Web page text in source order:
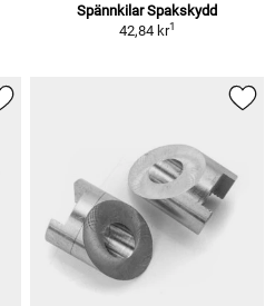
Spännkilar Spakskydd
42,84 kr1